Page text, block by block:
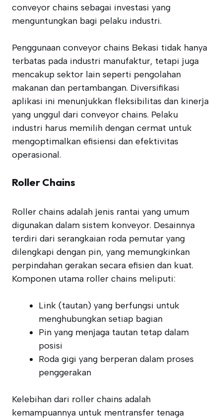
conveyor chains sebagai investasi yang
menguntungkan bagi pelaku industri.
Penggunaan conveyor chains Bekasi tidak hanya
terbatas pada industri manufaktur, tetapi juga
mencakup sektor lain seperti pengolahan
makanan dan pertambangan. Diversifikasi
aplikasi ini menunjukkan fleksibilitas dan kinerja
yang unggul dari conveyor chains. Pelaku
industri harus memilih dengan cermat untuk
mengoptimalkan efisiensi dan efektivitas
operasional.
Roller Chains
Roller chains adalah jenis rantai yang umum
digunakan dalam sistem konveyor. Desainnya
terdiri dari serangkaian roda pemutar yang
dilengkapi dengan pin, yang memungkinkan
perpindahan gerakan secara efisien dan kuat.
Komponen utama roller chains meliputi:
Link (tautan) yang berfungsi untuk
menghubungkan setiap bagian
Pin yang menjaga tautan tetap dalam
posisi
Roda gigi yang berperan dalam proses
penggerakan
Kelebihan dari roller chains adalah
kemampuannya untuk mentransfer tenaga